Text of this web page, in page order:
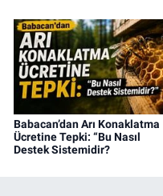
Babacan’dan Arı Konaklatma
Ücretine Tepki: “Bu Nasıl
Destek Sistemidir?